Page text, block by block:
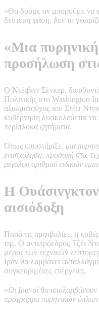
«Θα δούμε αν μπορούμε να
δεύτερη φάση, δεν το
«Μια
προσήλωση
Ο Ντέιβιντ Σένκερ,
Πολιτικής στο Washington
αξιωματούχος του Στέιτ
κυβέρνηση δυσκολεύεται
περίπλοκα ζητήματα.
Όπως υποστήριξε, μια
ενασχόληση, προσοχή στις
μεγάλου αριθμού ειδικών
Η Ουάσινγκτον
αισιόδοξη
Παρά τις αμφιβολίες, η
της. Ο αντιπρόεδρος Τζέι
μέρος των τεχνικών
Ιράν θα λαμβάνει
συγκεκριμένες ενέργειες.
«Οι Ιρανοί θα
πρόγραμμα πυρηνικών όπλων